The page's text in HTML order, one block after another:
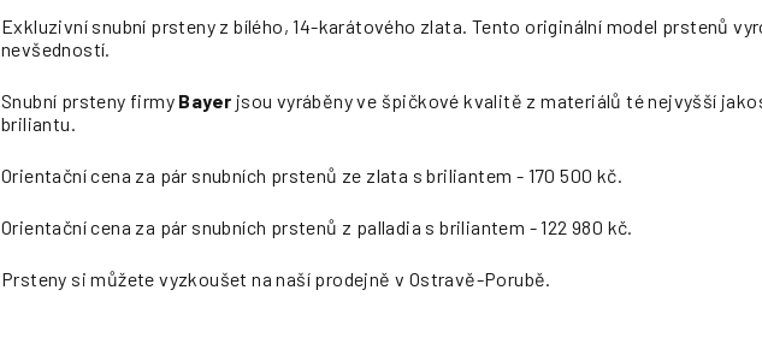
Exkluzivní snubní prsteny z bílého, 14-karátového zlata. Tento originální model prstenů
nevšedností.
Snubní prsteny firmy Bayer jsou vyráběny ve špičkové kvalitě z materiálů té nejvyšší
briliantu.
Orientační cena za pár snubních prstenů ze zlata s briliantem - 170 500 kč.
Orientační cena za pár snubních prstenů z palladia s briliantem - 122 980 kč.
Prsteny si můžete vyzkoušet na naší prodejně v Ostravě-Porubě.